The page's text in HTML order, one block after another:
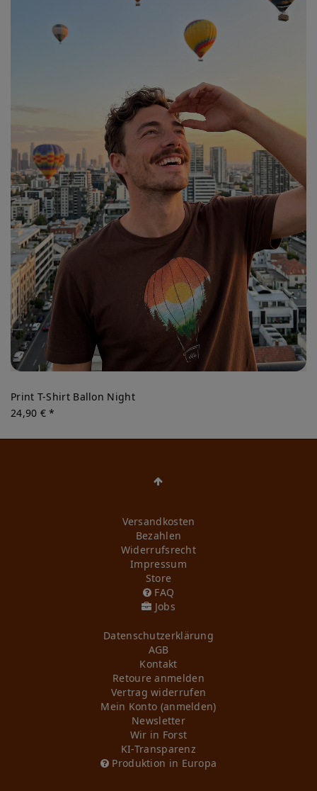
Print T-Shirt Ballon Night
24,90 € *
Versandkosten
Bezahlen
Widerrufs­recht
Impressum
Store
FAQ
Jobs
Daten­schutz­erklärung
AGB
Kontakt
Retoure anmelden
Vertrag widerrufen
Mein Konto (anmelden)
Newsletter
Wir in Forst
KI-Transparenz
Produktion in Europa